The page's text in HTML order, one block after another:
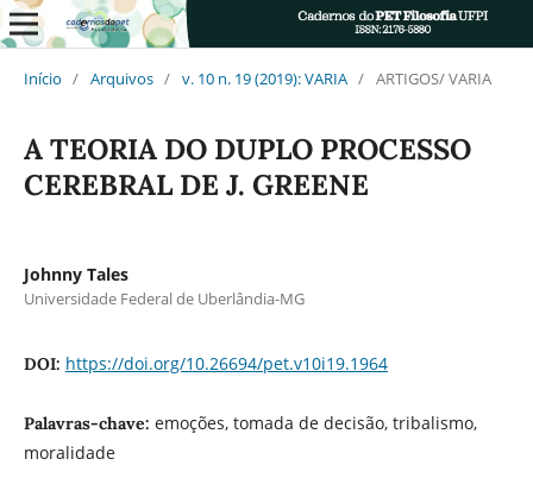
Início / Arquivos / v. 10 n. 19 (2019): VARIA / ARTIGOS/ VARIA
A TEORIA DO DUPLO PROCESSO
CEREBRAL DE J. GREENE
Johnny Tales
Universidade Federal de Uberlândia-MG
DOI: https://doi.org/10.26694/pet.v10i19.1964
Palavras-chave: emoções, tomada de decisão, tribalismo,
moralidade